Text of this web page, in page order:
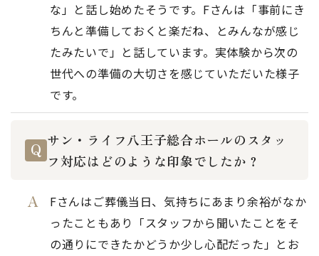
な」と話し始めたそうです。Fさんは「事前にき
ちんと準備しておくと楽だね、とみんなが感じ
たみたいで」と話しています。実体験から次の
世代への準備の大切さを感じていただいた様子
です。
サン・ライフ八王子総合ホールのスタッ
フ対応はどのような印象でしたか？
Fさんはご葬儀当日、気持ちにあまり余裕がなか
ったこともあり「スタッフから聞いたことをそ
の通りにできたかどうか少し心配だった」とお